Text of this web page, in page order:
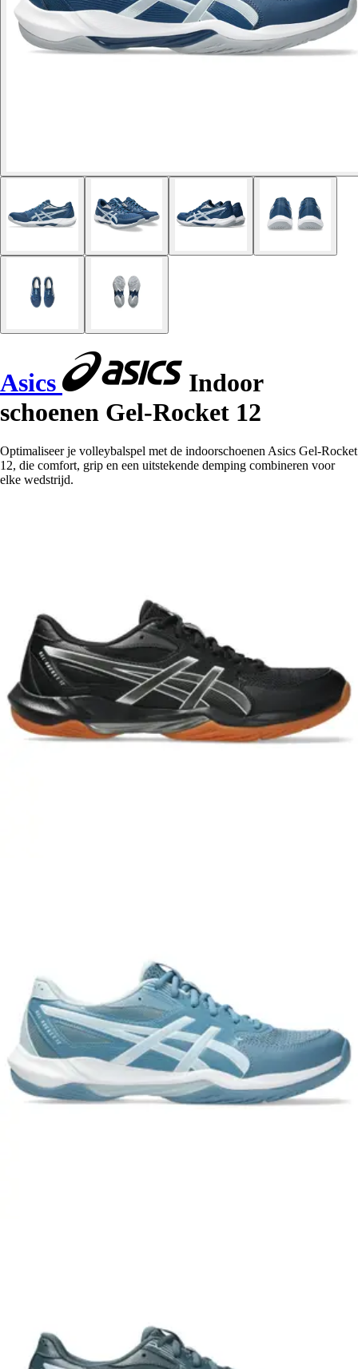
Asics
Indoor
schoenen Gel-Rocket 12
Optimaliseer je volleybalspel met de indoorschoenen Asics Gel-Rocket
12, die comfort, grip en een uitstekende demping combineren voor
elke wedstrijd.